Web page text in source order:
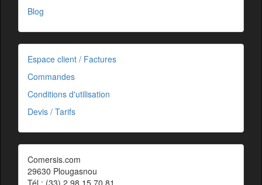
Blog
Espace client / Factures
Commandes
Conditions d'utilisation
Devis / Tarifs
Comersis.com
29630 Plougasnou
Tél.: (33).2 98 15 70 81